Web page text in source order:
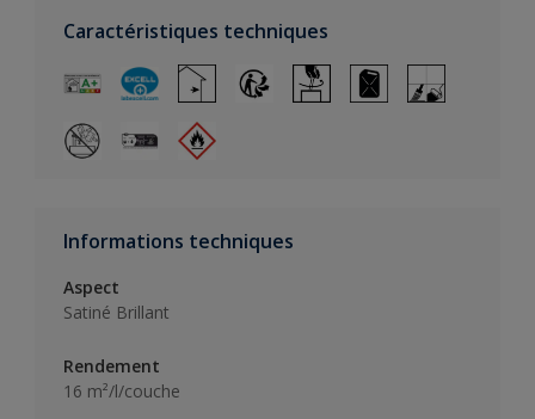
Caractéristiques techniques
Informations techniques
Aspect
Satiné Brillant
Rendement
16 m²/l/couche